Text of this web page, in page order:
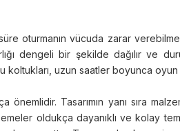
oturmanın vücuda zarar
dengeli bir şekilde dağılır ve
uzun saatler boyunca
önemlidir. Tasarımın yanı sıra
oldukça dayanıklı ve kolay